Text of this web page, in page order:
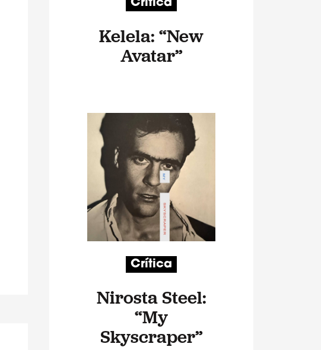
Crítica
Kelela: “New
Avatar”
Crítica
Nirosta Steel:
“My
Skyscraper”